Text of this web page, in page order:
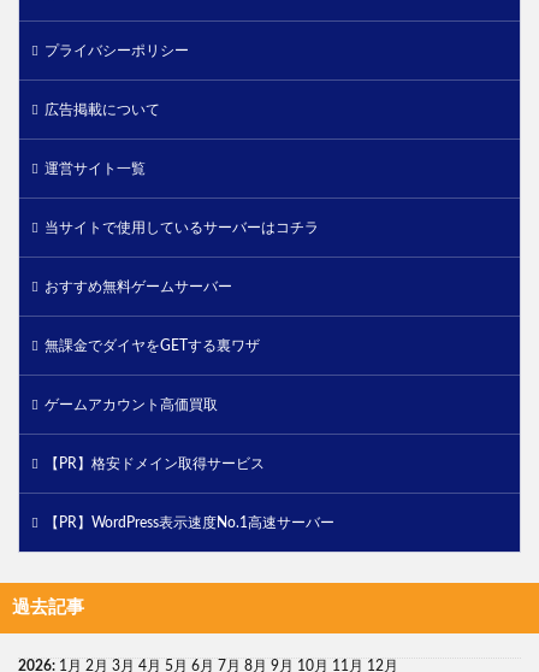
プライバシーポリシー
広告掲載について
運営サイト一覧
当サイトで使用しているサーバーはコチラ
おすすめ無料ゲームサーバー
無課金でダイヤをGETする裏ワザ
ゲームアカウント高価買取
【PR】格安ドメイン取得サービス
【PR】WordPress表示速度No.1高速サーバー
過去記事
2026: 1月 2月 3月 4月 5月 6月 7月 8月 9月 10月 11月 12月